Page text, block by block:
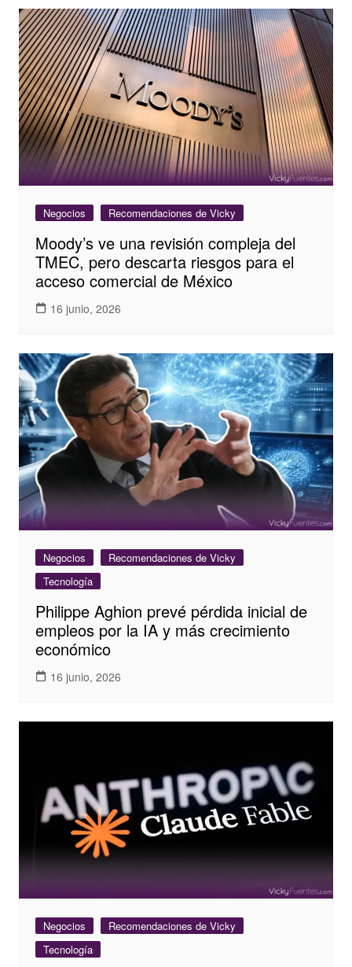
Negocios Recomendaciones de Vicky
Moody’s ve una revisión compleja del
TMEC, pero descarta riesgos para el
acceso comercial de México
16 junio, 2026
Negocios
Recomendaciones de Vicky
Tecnología
Philippe Aghion prevé pérdida inicial de
empleos por la IA y más crecimiento
económico
16 junio, 2026
Negocios
Recomendaciones de Vicky
Tecnología